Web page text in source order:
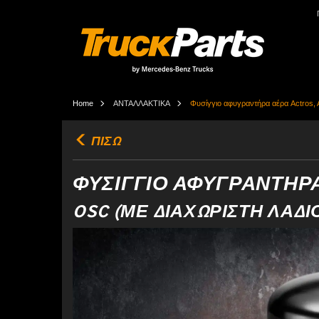
Home ΑΝΤΑΛΛΑΚΤΙΚΑ Φυσίγγιο αφυγραντήρα αέρα
ΠΙΣΩ
ΦΥΣΊΓΓΙΟ ΑΦΥΓΡΑΝΤΉΡΑ
OSC (ΜΕ ΔΙΑΧΩΡΙΣΤΉ